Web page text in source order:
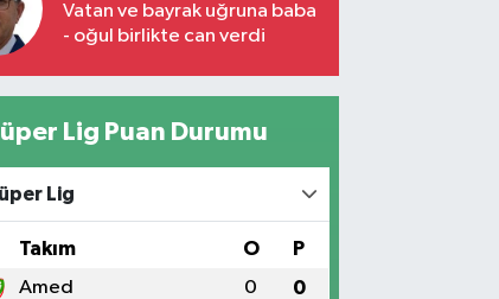
Vatan ve bayrak uğruna baba
- oğul birlikte can verdi
Lig Puan Durumu
Lig
Takım O P
Amed 0 0